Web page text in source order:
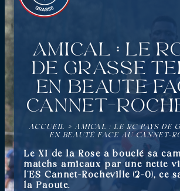
Amical : Le
de Grasse
en beauté
Cannet-
ACCUEIL » AMICAL : LE RC PAYS DE
EN BEAUTÉ FACE AU CANNET-
Le XI de la Rose a bouclé sa
matchs amicaux par une nette
l’ES Cannet-Rocheville (2-0), ce
la Paoute.